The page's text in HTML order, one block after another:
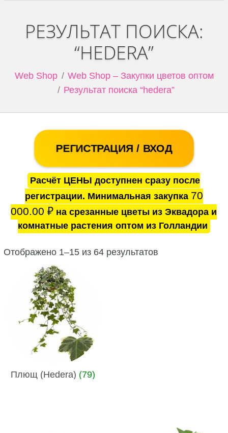
РЕЗУЛЬТАТ ПОИСКА:
“HEDERA”
Web Shop
Web Shop – Закупки цветов оптом
Результат поиска “hedera”
РЕГИСТРАЦИЯ / ВХОД
Расчёт ЦЕНЫ доступнен сразу после
регистрации. Минимальная закупка 70
000.00₽ на срезанные цветы из Эквадора и
комнатные растения оптом из Голландии
Отображено 1–15 из 64 результатов
Плющ (Hedera) (79)